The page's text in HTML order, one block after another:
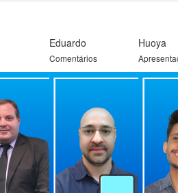
Eduardo
Comentários
Huoya